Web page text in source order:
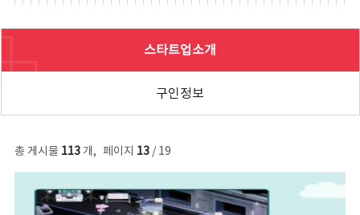
스타트업소개
구인정보
총 게시물 113개, 페이지 13/ 19